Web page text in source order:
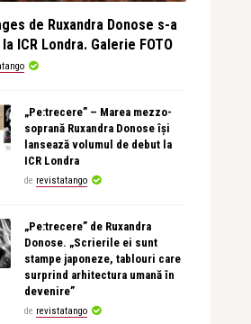
de Ruxandra Donose s-a
ICR Londra. Galerie FOTO
„Pe:trecere” – Marea mezzo-
soprană Ruxandra Donose își
lansează volumul de debut la
ICR Londra
de revistatango
„Pe:trecere” de Ruxandra
Donose. „Scrierile ei sunt
stampe japoneze, tablouri care
surprind arhitectura umană în
devenire”
de revistatango